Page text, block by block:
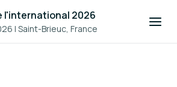
l'international 2026
|Saint-Brieuc, France